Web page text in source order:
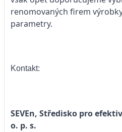
renomovaných firem
parametry.
Kontakt:
SEVEn, Středisko pro
o. p. s.